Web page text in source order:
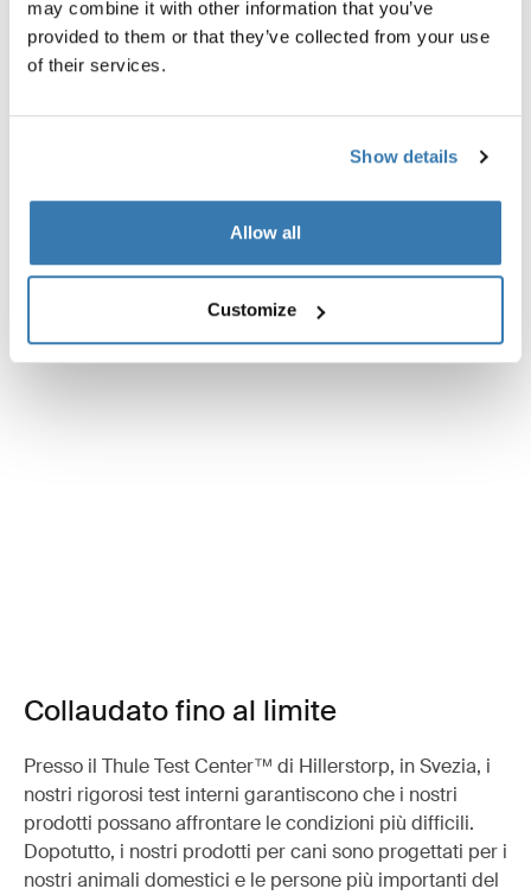
may combine it with other information that you’ve
provided to them or that they’ve collected from your use
of their services.
Show details
Allow all
Customize
Collaudato fino al limite
Presso il Thule Test Center™ di Hillerstorp, in Svezia, i
nostri rigorosi test interni garantiscono che i nostri
prodotti possano affrontare le condizioni più difficili.
Dopotutto, i nostri prodotti per cani sono progettati per i
nostri animali domestici e le persone più importanti del